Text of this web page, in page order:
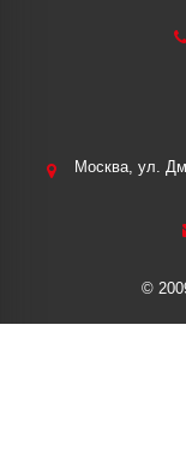
Москва, ул.
©